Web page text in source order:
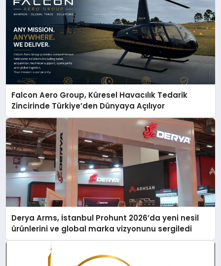
Falcon Aero Group, Küresel Havacılık Tedarik
Zincirinde Türkiye’den Dünyaya Açılıyor
Derya Arms, İstanbul Prohunt 2026’da yeni nesil
ürünlerini ve global marka vizyonunu sergiledi